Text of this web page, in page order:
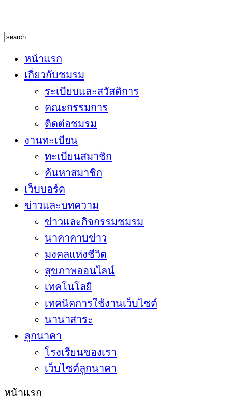
หน้าแรก
เกี่ยวกับชมรม
ระเบียบและสวัสดิการ
คณะกรรมการ
ติดต่อชมรม
งานทะเบียน
ทะเบียนสมาชิก
ค้นหาสมาชิก
เว็บบอร์ด
ข่าวและบทความ
ข่าวและกิจกรรมชมรม
นาคาคาบข่าว
มงคลแห่งชีวิต
สุขภาพออนไลน์
เทคโนโลยี
เทคนิคการใช้งานเว็บไซต์
นานาสาระ
ลูกนาคา
โรงเรียนของเรา
เว็บไซต์ลูกนาคา
หน้าแรก